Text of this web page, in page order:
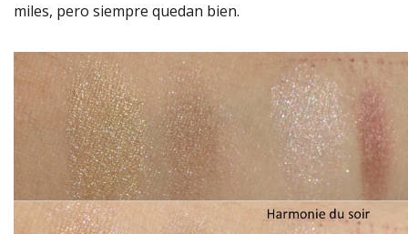
miles, pero siempre quedan bien.